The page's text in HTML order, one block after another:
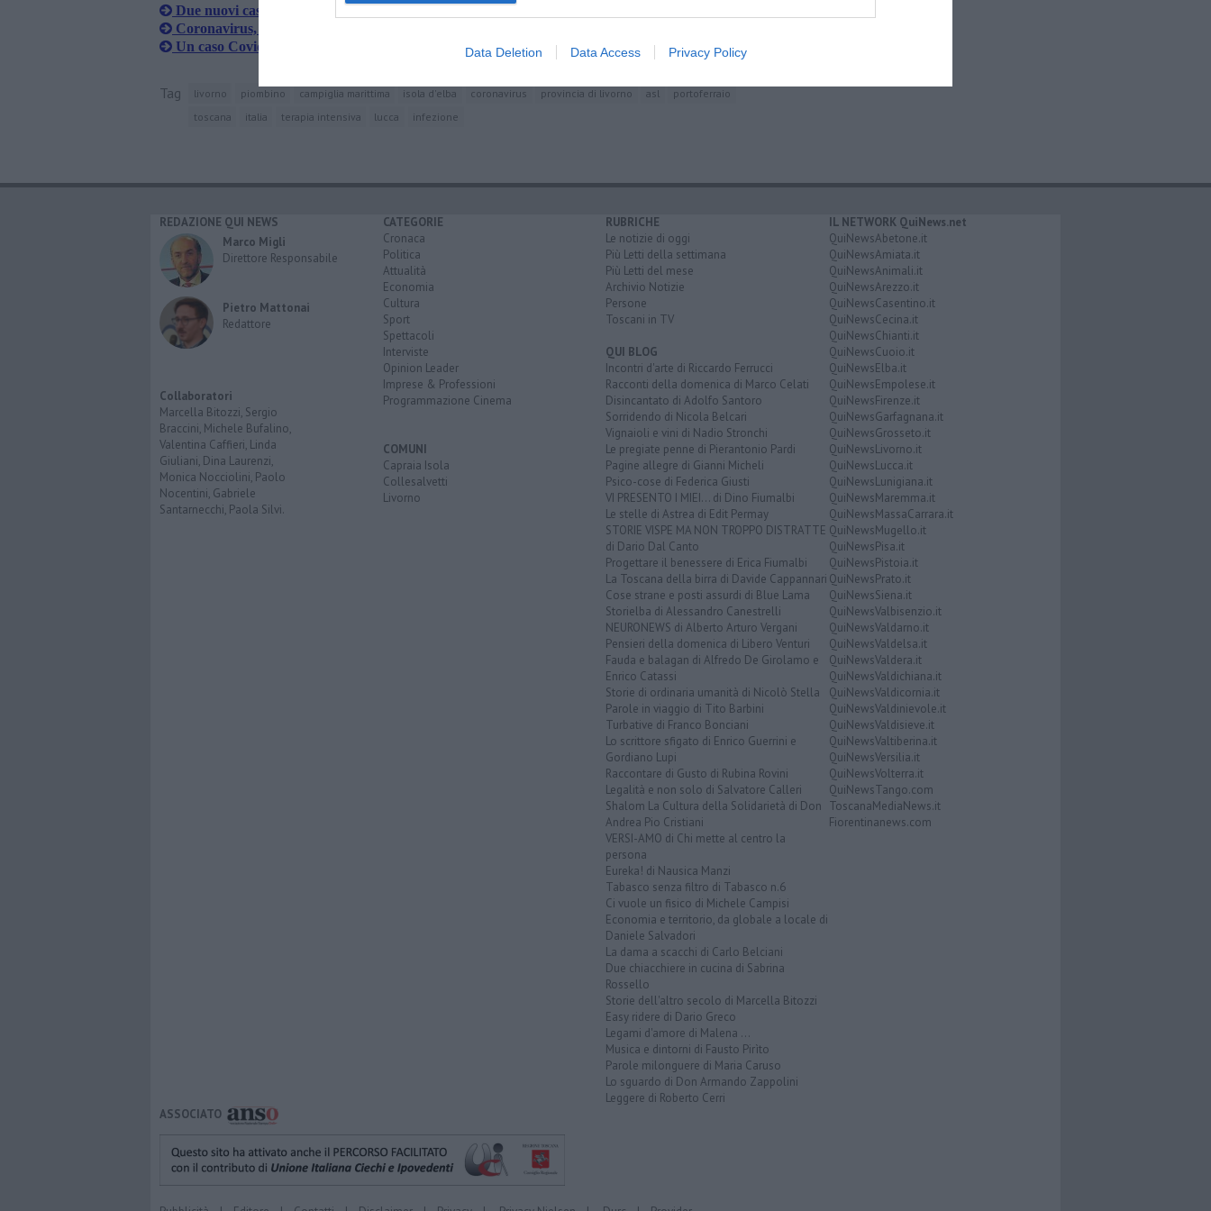
Data Deletion Data Access Privacy Policy
Due nuovi casi Covid in provincia di Livorno
Coronavirus, un altro caso nel livornese
Un caso Covid in più nel livornese
Tag livorno piombino campiglia marittima isola d'elba coronavirus provincia di livorno asl
portoferraio
toscana
italia terapia intensiva lucca infezione
REDAZIONE QUI NEWS
Marco Migli
Direttore Responsabile
Pietro Mattonai
Redattore
Collaboratori
Marcella Bitozzi, Sergio
Braccini, Michele Bufalino,
Valentina Caffieri, Linda
Giuliani, Dina Laurenzi,
Monica Nocciolini, Paolo
Nocentini, Gabriele
Santarnecchi, Paola Silvi.
CATEGORIE
Cronaca
Politica
Attualità
Economia
Cultura
Sport
Spettacoli
Interviste
Opinion Leader
Imprese & Professioni
Programmazione Cinema
COMUNI
Capraia Isola
Collesalvetti
Livorno
RUBRICHE
Le notizie di oggi
Più Letti della settimana
Più Letti del mese
Archivio Notizie
Persone
Toscani in TV
QUI BLOG
Incontri d'arte di Riccardo Ferrucci
Racconti della domenica di Marco Celati
Disincantato di Adolfo Santoro
Sorridendo di Nicola Belcari
Vignaioli e vini di Nadio Stronchi
Le pregiate penne di Pierantonio Pardi
Pagine allegre di Gianni Micheli
Psico-cose di Federica Giusti
VI PRESENTO I MIEI... di Dino Fiumalbi
Le stelle di Astrea di Edit Permay
STORIE VISPE MA NON TROPPO DISTRATTE
di Dario Dal Canto
Progettare il benessere di Erica Fiumalbi
La Toscana della birra di Davide Cappannari
Cose strane e posti assurdi di Blue Lama
Storielba di Alessandro Canestrelli
NEURONEWS di Alberto Arturo Vergani
Pensieri della domenica di Libero Venturi
Fauda e balagan di Alfredo De Girolamo e
Enrico Catassi
Storie di ordinaria umanità di Nicolò Stella
Parole in viaggio di Tito Barbini
Turbative di Franco Bonciani
Lo scrittore sfigato di Enrico Guerrini e
Gordiano Lupi
Raccontare di Gusto di Rubina Rovini
Legalità e non solo di Salvatore Calleri
Shalom La Cultura della Solidarietà di Don
Andrea Pio Cristiani
VERSI-AMO di Chi mette al centro la
persona
Eureka! di Nausica Manzi
Tabasco senza filtro di Tabasco n.6
Ci vuole un fisico di Michele Campisi
Economia e territorio, da globale a locale di
Daniele Salvadori
La dama a scacchi di Carlo Belciani
Due chiacchiere in cucina di Sabrina
Rossello
Storie dell'altro secolo di Marcella Bitozzi
Easy ridere di Dario Greco
Legami d'amore di Malena ...
Musica e dintorni di Fausto Pirìto
Parole milonguere di Maria Caruso
Lo sguardo di Don Armando Zappolini
Leggere di Roberto Cerri
IL NETWORK QuiNews.net
QuiNewsAbetone.it
QuiNewsAmiata.it
QuiNewsAnimali.it
QuiNewsArezzo.it
QuiNewsCasentino.it
QuiNewsCecina.it
QuiNewsChianti.it
QuiNewsCuoio.it
QuiNewsElba.it
QuiNewsEmpolese.it
QuiNewsFirenze.it
QuiNewsGarfagnana.it
QuiNewsGrosseto.it
QuiNewsLivorno.it
QuiNewsLucca.it
QuiNewsLunigiana.it
QuiNewsMaremma.it
QuiNewsMassaCarrara.it
QuiNewsMugello.it
QuiNewsPisa.it
QuiNewsPistoia.it
QuiNewsPrato.it
QuiNewsSiena.it
QuiNewsValbisenzio.it
QuiNewsValdarno.it
QuiNewsValdelsa.it
QuiNewsValdera.it
QuiNewsValdichiana.it
QuiNewsValdicornia.it
QuiNewsValdinievole.it
QuiNewsValdisieve.it
QuiNewsValtiberina.it
QuiNewsVersilia.it
QuiNewsVolterra.it
QuiNewsTango.com
ToscanaMediaNews.it
Fiorentinanews.com
ASSOCIATO